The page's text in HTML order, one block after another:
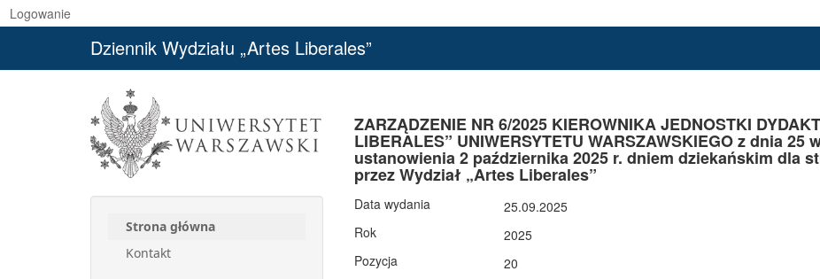
Logowanie
Dziennik Wydziału „Artes Liberales”
Strona główna
Kontakt
ZARZĄDZENIE NR 6/2025 KIEROWNIKA JEDNOSTKI
LIBERALES” UNIWERSYTETU WARSZAWSKIEGO z dnia 25
ustanowienia 2 października 2025 r. dniem dziekańskim dla
przez Wydział „Artes Liberales”
Data wydania
25.09.2025
Rok
2025
Pozycja
20